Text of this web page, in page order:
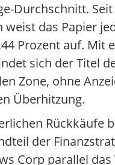
Durchschnitt. Seit
weist das Papier
Prozent auf. Mit
sich der Titel
Zone, ohne
Überhitzung.
Rückkäufe
der
Corp parallel